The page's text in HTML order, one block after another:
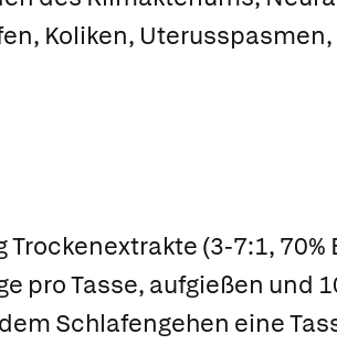
Koliken, Uterusspasmen,
Trockenextrakte (3-7:1, 70%
pro Tasse, aufgießen und
Schlafengehen eine